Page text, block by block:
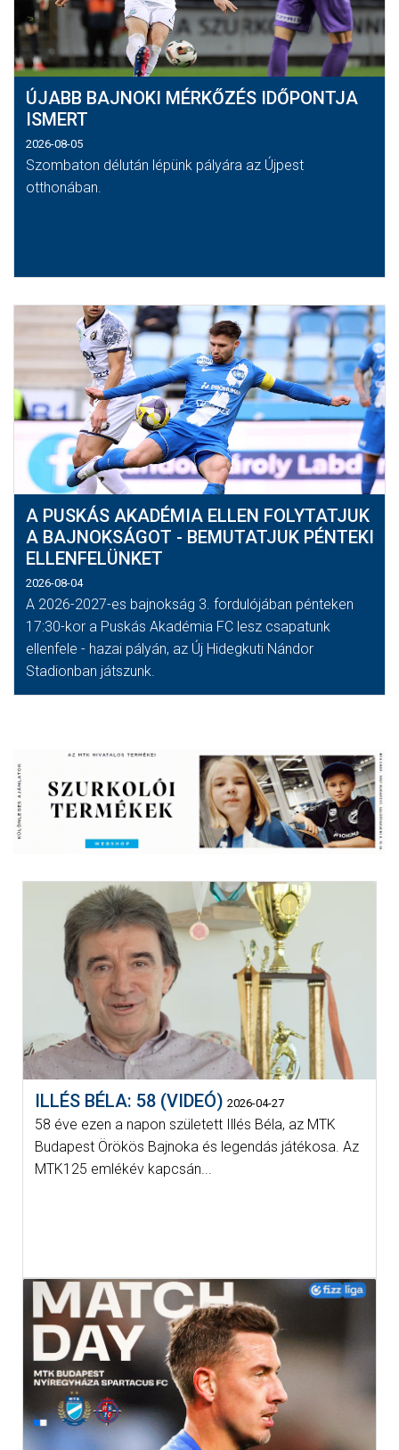
ÚJABB BAJNOKI MÉRKŐZÉS IDŐPONTJA
ISMERT
2026-08-05
Szombaton délután lépünk pályára az Újpest
otthonában.
A PUSKÁS AKADÉMIA ELLEN FOLYTATJUK
A BAJNOKSÁGOT - BEMUTATJUK PÉNTEKI
ELLENFELÜNKET
2026-08-04
A 2026-2027-es bajnokság 3. fordulójában pénteken
17:30-kor a Puskás Akadémia FC lesz csapatunk
ellenfele - hazai pályán, az Új Hidegkuti Nándor
Stadionban játszunk.
ILLÉS BÉLA: 58 (VIDEÓ) 2026-04-27
58 éve ezen a napon született Illés Béla, az MTK
Budapest Örökös Bajnoka és legendás játékosa. Az
MTK125 emlékév kapcsán...